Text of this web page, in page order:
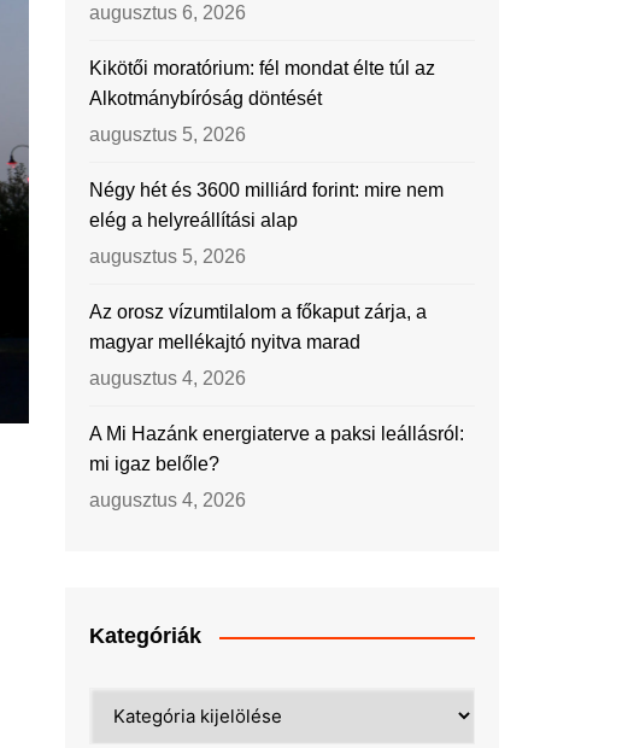
augusztus 6, 2026
Kikötői moratórium: fél mondat élte túl az
Alkotmánybíróság döntését
augusztus 5, 2026
Négy hét és 3600 milliárd forint: mire nem
elég a helyreállítási alap
augusztus 5, 2026
Az orosz vízumtilalom a főkaput zárja, a
magyar mellékajtó nyitva marad
augusztus 4, 2026
A Mi Hazánk energiaterve a paksi leállásról:
mi igaz belőle?
augusztus 4, 2026
Kategóriák